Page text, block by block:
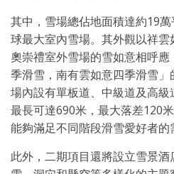
其中，雪場總佔地面積達約19
球最大室內雪場。其外觀以祥
奧崇禮室外雪場的雪如意相呼
季滑雪，南有雲如意四季滑雪
場內設有單板道、中級道及高
最長可達690米，最大落差120
能夠滿足不同階段滑雪愛好者的
此外，二期項目還將設立雪景